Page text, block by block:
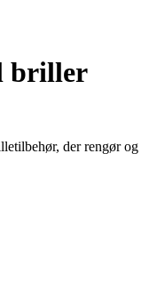
briller
der rengør og